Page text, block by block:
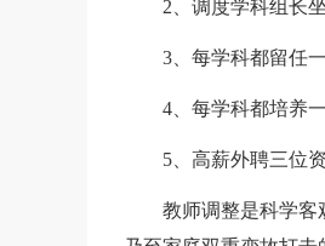
2、调度学科组长坐
3、每学科都留任一
4、每学科都培养一
5、高薪外聘三位资
教师调整是科学客观